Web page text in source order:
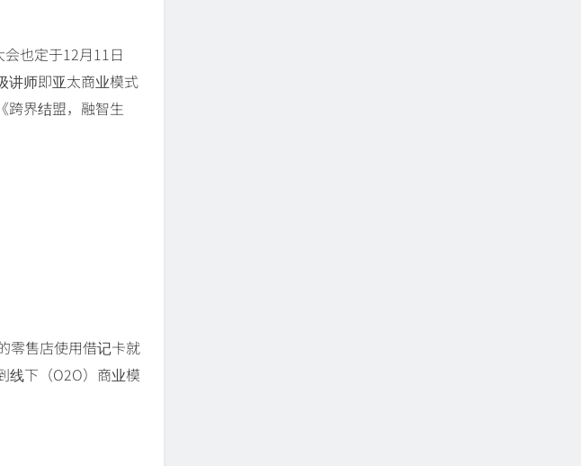
也定于12月11日
讲师即亚太商业模式
跨界结盟，融智生
零售店使用借记卡就
线下（O2O）商业模